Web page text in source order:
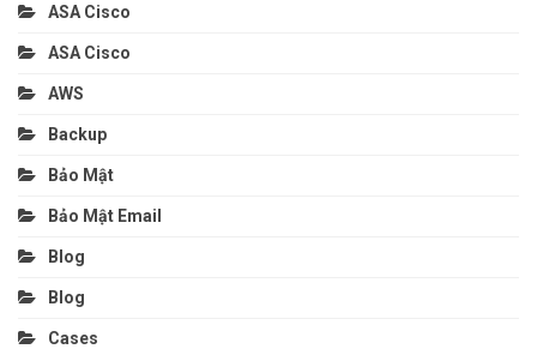
ASA Cisco
ASA Cisco
AWS
Backup
Bảo Mật
Bảo Mật Email
Blog
Blog
Cases